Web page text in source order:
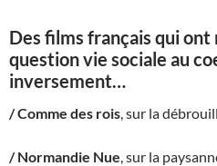
Des films français qui
question vie sociale au
inversement…
/Comme des rois , sur la
/ Normandie Nue , sur la